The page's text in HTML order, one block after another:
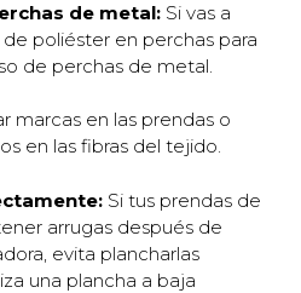
de metal: Si vas a
poliéster en perchas para
de perchas de metal.
marcas en las prendas o
en las fibras del tejido.
Si tus prendas de
arrugas después de
evita plancharlas
una plancha a baja